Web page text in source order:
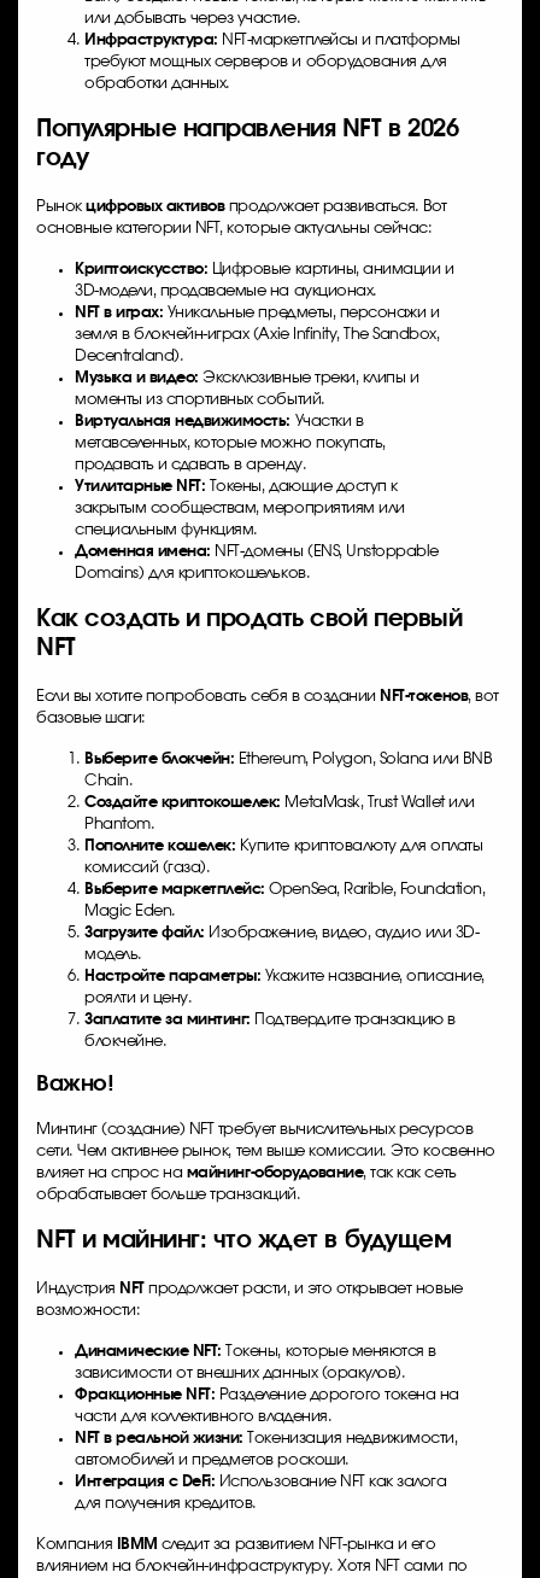
или добывать через участие.
Инфраструктура: NFT-маркетплейсы и платформы
требуют мощных серверов и оборудования для
обработки данных.
Популярные направления NFT в 2026
году
Рынокцифровых активовпродолжает развиваться. Вот
основные категории NFT, которые актуальны сейчас:
Криптоискусство: Цифровые картины, анимации и
3D-модели, продаваемые на аукционах.
NFT в играх: Уникальные предметы, персонажи и
земля в блокчейн-играх (Axie Infinity, The Sandbox,
Decentraland).
Музыка и видео: Эксклюзивные треки, клипы и
моменты из спортивных событий.
Виртуальная недвижимость: Участки в
метавселенных, которые можно покупать,
продавать и сдавать в аренду.
Утилитарные NFT: Токены, дающие доступ к
закрытым сообществам, мероприятиям или
специальным функциям.
Доменная имена: NFT-домены (ENS, Unstoppable
Domains) для криптокошельков.
Как создать и продать свой первый
NFT
Если вы хотите попробовать себя в создании NFT-токенов, вот
базовые шаги:
Выберите блокчейн: Ethereum, Polygon, Solana или BNB
Chain.
Создайте криптокошелек: MetaMask, Trust Wallet или
Phantom.
Пополните кошелек: Купите криптовалюту для оплаты
комиссий (газа).
Выберите маркетплейс: OpenSea, Rarible, Foundation,
Magic Eden.
Загрузите файл: Изображение, видео, аудио или 3D-
модель.
Настройте параметры: Укажите название, описание,
роялти и цену.
Заплатите за минтинг: Подтвердите транзакцию в
блокчейне.
Важно!
Минтинг (создание) NFT требует вычислительных ресурсов
сети. Чем активнее рынок, тем выше комиссии. Это косвенно
влияет на спрос на майнинг-оборудование, так как сеть
обрабатывает больше транзакций.
NFT и майнинг: что ждет в будущем
Индустрия NFTпродолжает расти, и это открывает новые
возможности:
Динамические NFT: Токены, которые меняются в
зависимости от внешних данных (оракулов).
Фракционные NFT: Разделение дорогого токена на
части для коллективного владения.
NFT в реальной жизни: Токенизация недвижимости,
автомобилей и предметов роскоши.
Интеграция с DeFi: Использование NFT как залога
для получения кредитов.
Компания IBMM следит за развитием NFT-рынка и его
влиянием на блокчейн-инфраструктуру. Хотя NFT сами по